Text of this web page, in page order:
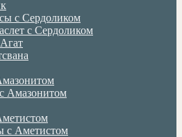
с Сердоликом
с Сердоликом
Амазонитом
с Аметистом